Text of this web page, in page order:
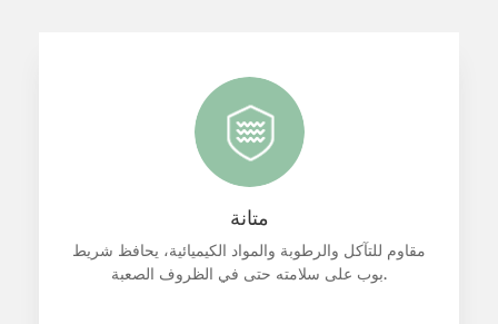
فعالية التكلفة
إن الأداء العالي والموثوقية العالية لشريط bopp تجعله
حلاً فعالاً من حيث التكلفة لعمليات التعبئة والتغليف على